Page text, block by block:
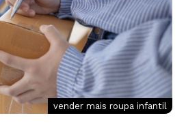
vender mais roupa infantil